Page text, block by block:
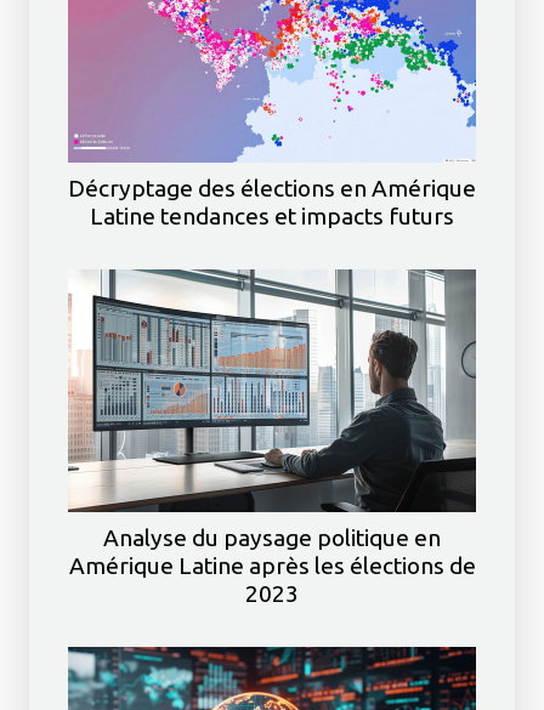
Décryptage des élections en Amérique
Latine tendances et impacts futurs
Analyse du paysage politique en
Amérique Latine après les élections de
2023